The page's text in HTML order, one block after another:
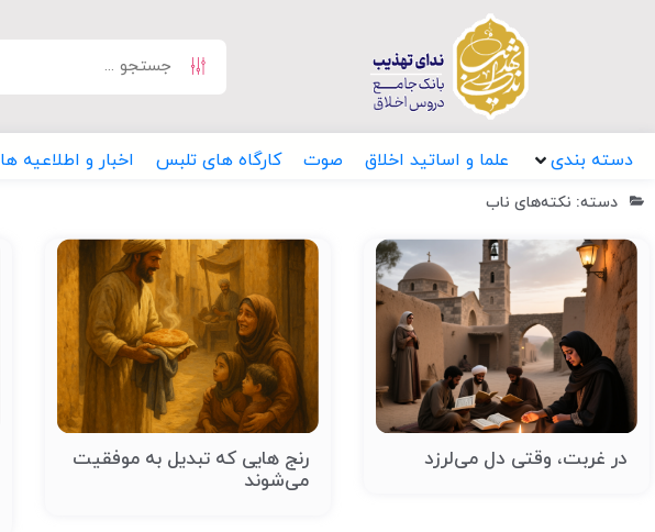
دسته بندی علما و اساتید اخلاق صوت کارگاه های تلبس اخبار و اطلاعیه ها
دسته: نکته‌های ناب
در غربت، وقتی دل می‌لرزد
رنج هایی که تبدیل به موفقیت
می‌شوند